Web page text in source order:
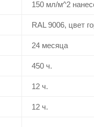
150 мл/м^2
RAL 9006, цвет
24 месяца
450 ч.
12 ч.
12 ч.